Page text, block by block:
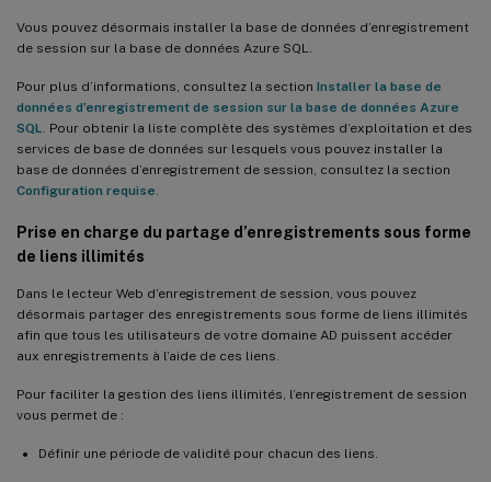
Vous pouvez désormais installer la base de données d’enregistrement
de session sur la base de données Azure SQL.
Pour plus d’informations, consultez la section Installer la base de
données d’enregistrement de session sur la base de données Azure
SQL . Pour obtenir la liste complète des systèmes d’exploitation et des
services de base de données sur lesquels vous pouvez installer la
base de données d’enregistrement de session, consultez la section
Configuration requise
Prise en charge du partage d’enregistrements sous forme
de liens illimités
Dans le lecteur Web d’enregistrement de session, vous pouvez
désormais partager des enregistrements sous forme de liens illimités
afin que tous les utilisateurs de votre domaine AD puissent accéder
aux enregistrements à l’aide de ces liens.
Pour faciliter la gestion des liens illimités, l’enregistrement de session
vous permet de :
Définir une période de validité pour chacun des liens.